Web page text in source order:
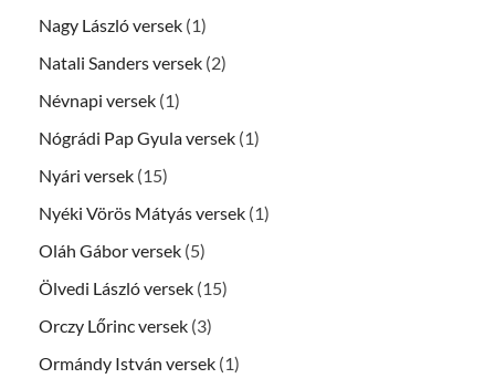
Nagy László versek (1)
Natali Sanders versek (2)
Névnapi versek (1)
Nógrádi Pap Gyula versek (1)
Nyári versek (15)
Nyéki Vörös Mátyás versek (1)
Oláh Gábor versek (5)
Ölvedi László versek (15)
Orczy Lőrinc versek (3)
Ormándy István versek (1)